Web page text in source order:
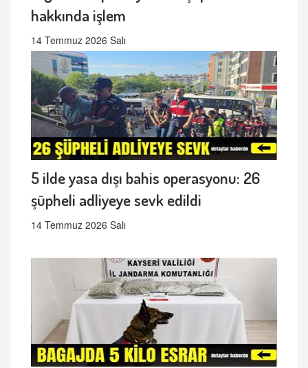
hakkında işlem
14 Temmuz 2026 Salı
5 ilde yasa dışı bahis operasyonu: 26
şüpheli adliyeye sevk edildi
14 Temmuz 2026 Salı